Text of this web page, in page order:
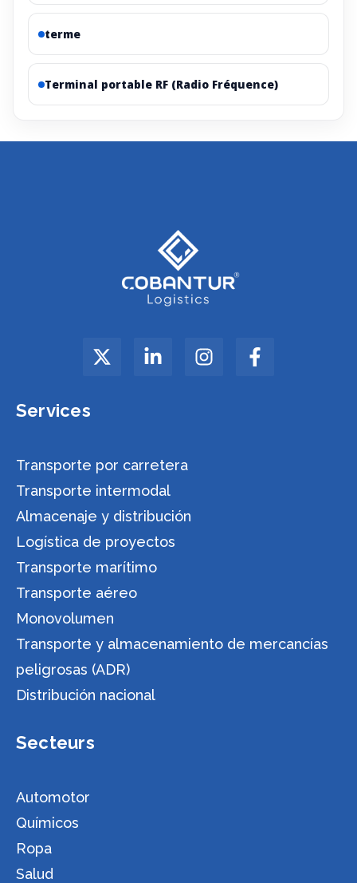
terme
Terminal portable RF (Radio Fréquence)
Services
Transporte por carretera
Transporte intermodal
Almacenaje y distribución
Logística de proyectos
Transporte marítimo
Transporte aéreo
Monovolumen
Transporte y almacenamiento de mercancías
peligrosas (ADR)
Distribución nacional
Secteurs
Automotor
Químicos
Ropa
Salud